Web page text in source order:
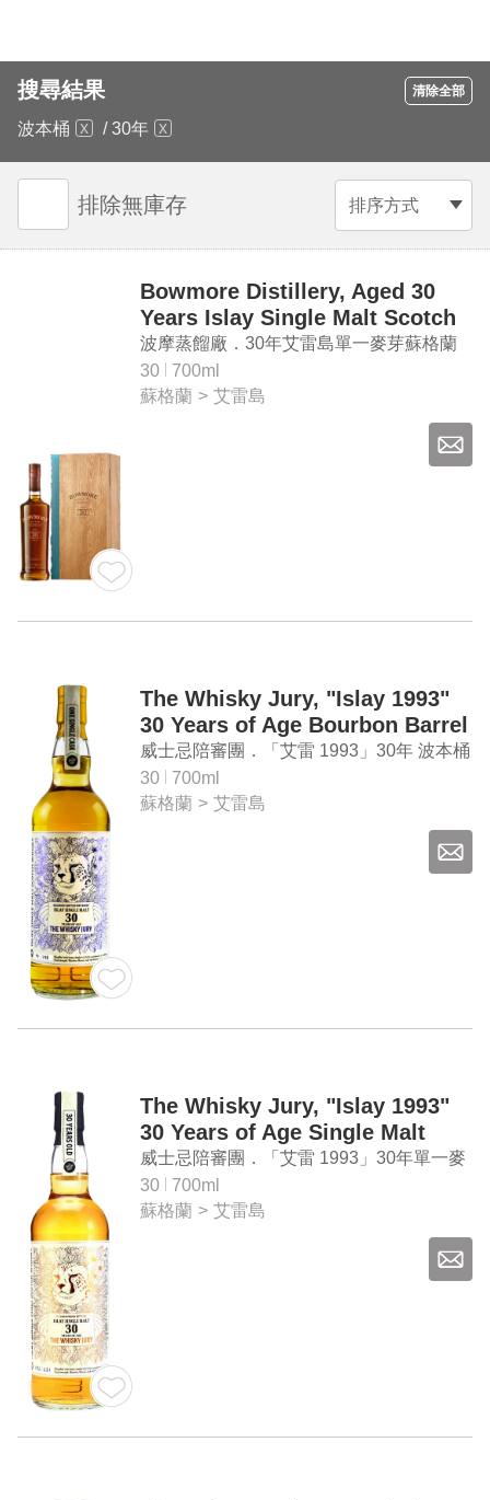
搜尋結果 清除全部
波本桶 / 30年
排序方式
排除無庫存
Bowmore Distillery, Aged 30
Years Islay Single Malt Scotch
Whisky
波摩蒸餾廠．30年艾雷島單一麥芽蘇格蘭
威士忌
30
700ml
蘇格蘭 > 艾雷島
The Whisky Jury, "Islay 1993"
30 Years of Age Bourbon Barrel
Single Malt Whisky
(Exclusively Bottled for Taiwan)
威士忌陪審團．「艾雷 1993」30年 波本桶
單一麥芽蘇格蘭威士忌（台灣專屬）
30
700ml
蘇格蘭 > 艾雷島
The Whisky Jury, "Islay 1993"
30 Years of Age Single Malt
Whisky (4th Anniversary
Bottling)
威士忌陪審團．「艾雷 1993」30年單一麥
芽威士忌（裝瓶四週年紀念）
30
700ml
蘇格蘭 > 艾雷島